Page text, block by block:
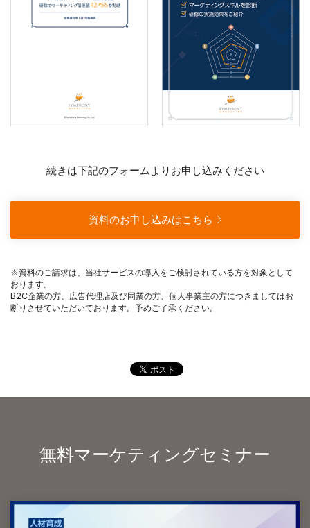
続きは下記のフォームよりお申し込みください
資料のお申し込みはこちら
※資料のご請求は、当社サービスの導入をご検討されている方を対象として
おります。
B2C企業の方、広告代理店及び同業の方、個人事業主の方につきましてはお
断りさせていただいております。予めご了承ください。
無料マーケティングセミナー